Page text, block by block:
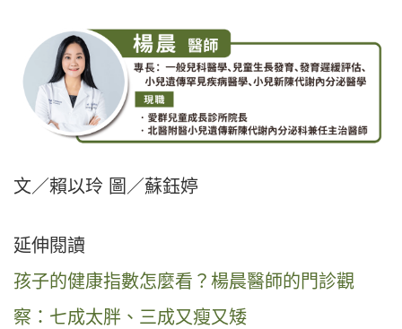
文／賴以玲 圖／蘇鈺婷
延伸閱讀
孩子的健康指數怎麼看？楊晨醫師的門診觀
察：七成太胖、三成又瘦又矮